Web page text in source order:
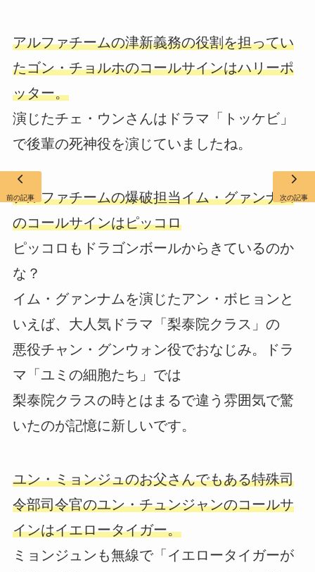
アルファチームの津新義務の役割を担ってい
たゴン・チョルホのコールサインはハリーポ
ッター。
演じたチェ・ウンさんはドラマ「トッケビ」
で後輩の死神役を演じていましたね。
アルファチームの爆破担当イム・グァンナム
のコールサインはピッコロ
ピッコロもドラゴンボールからきているのか
な？
イム・グァンナムを演じたアン・ボヒョンと
いえば、大人気ドラマ「梨泰院クラス」の
悪役チャン・グンウォン役でおなじみ。ドラ
マ「ユミの細胞たち」では
梨泰院クラスの時とはまるで違う雰囲気で驚
いたのが記憶に新しいです。
ユン・ミョンジュのお父さんでもある特殊司
令部司令官のユン・チュンジャンのコールサ
インはイエロータイガー。
ミョンジュンも無線で「イエロータイガーが
前の記事 次の記事